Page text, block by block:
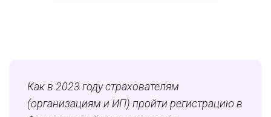
Как в 2023 году страхователям
(организациям и ИП) пройти регистрацию в